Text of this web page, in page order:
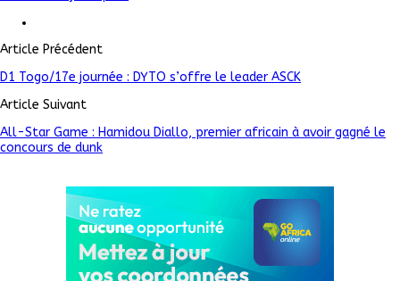
Article Précédent
D1 Togo/17e journée : DYTO s’offre le leader ASCK
Article Suivant
All-Star Game : Hamidou Diallo, premier africain à avoir gagné le
concours de dunk